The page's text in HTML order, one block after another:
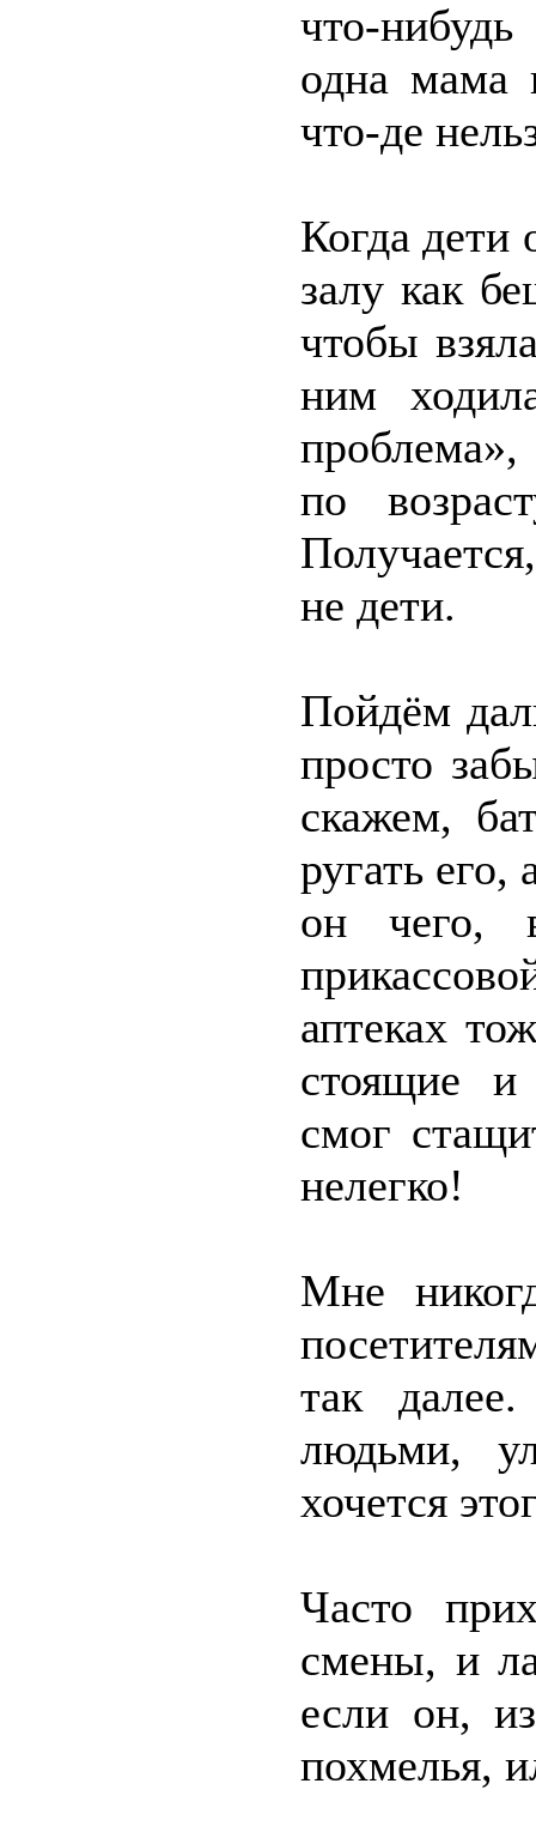
что-
одна мама
что-де
Когда дети
залу как
чтобы
ним
по
не дети.
Пойдём
просто
скажем,
ругать
он чего,
аптеках
стоящие и
смог
нелегко!
Мне
так
людьми,
хочется
Часто
смены, и
если он,
похмелья,